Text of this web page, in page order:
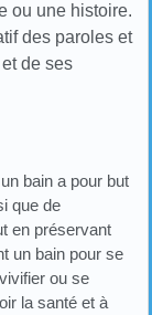
ou une histoire.
des paroles et
de ses
bain a pour but
que de
en préservant
un bain pour se
ou se
la santé et à